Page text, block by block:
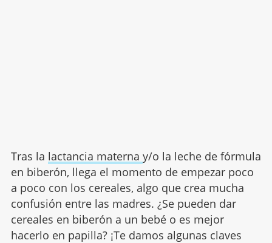
Tras la lactancia materna y/o la leche de fórmula
en biberón, llega el momento de empezar poco
a poco con los cereales, algo que crea mucha
confusión entre las madres. ¿Se pueden dar
cereales en biberón a un bebé o es mejor
hacerlo en papilla? ¡Te damos algunas claves